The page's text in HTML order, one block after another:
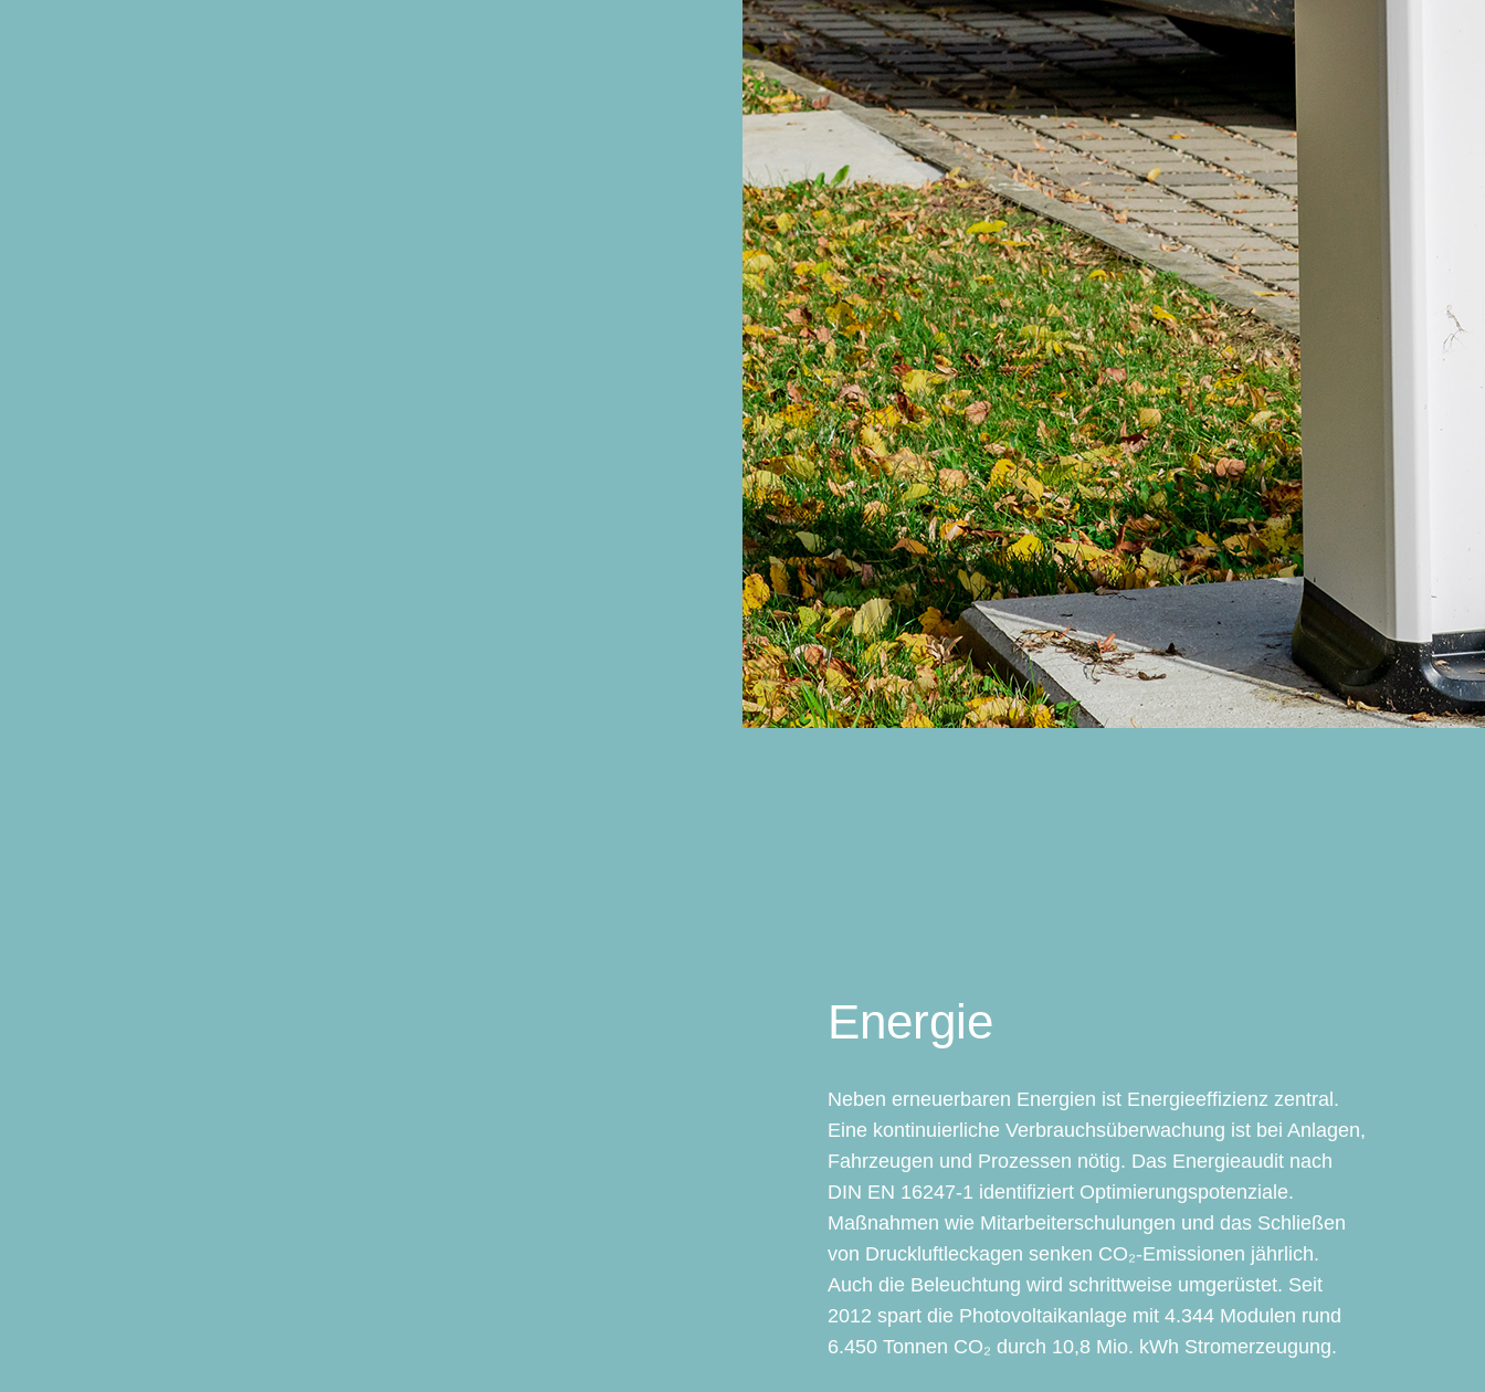
Energie
Neben erneuerbaren Energien ist Energieeffizienz zentral.
Eine kontinuierliche Verbrauchsüberwachung ist bei Anlagen,
Fahrzeugen und Prozessen nötig. Das Energieaudit nach
DIN EN 16247-1 identifiziert Optimierungspotenziale.
Maßnahmen wie Mitarbeiterschulungen und das Schließen
von Druckluftleckagen senken CO₂-Emissionen jährlich.
Auch die Beleuchtung wird schrittweise umgerüstet. Seit
2012 spart die Photovoltaikanlage mit 4.344 Modulen rund
6.450 Tonnen CO₂ durch 10,8 Mio. kWh Stromerzeugung.